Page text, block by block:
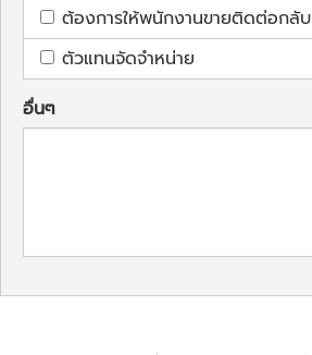
ต้องการให้พนักงานขายติดต่อกลับ
ตัวแทนจัดจำหน่าย
อื่นๆ